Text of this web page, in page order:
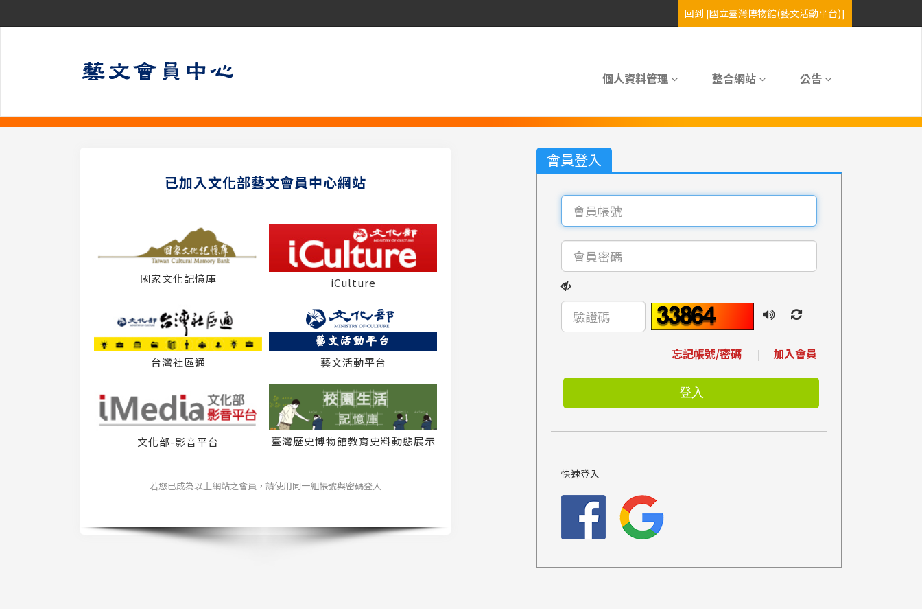
個人資料管理 整合網站 公告
會員登入
忘記帳號/密碼 | 加入會員
快速登入
已加入文化部藝文會員中心網站
國家文化記憶庫 iCulture
台灣社區通 藝文活動平台
文化部-影音平台
臺灣歷史博物館教育史料動態展示
若您已成為以上網站之會員，請使用同一組帳號與密碼登入